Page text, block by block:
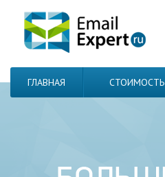
ГЛАВНАЯ СТОИМОСТЬ